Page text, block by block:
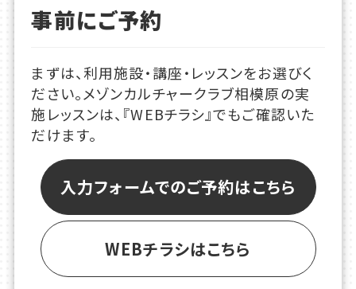
事前にご予約
まずは、利用施設・講座・レッスンをお選びく
ださい。メゾンカルチャークラブ相模原の実
施レッスンは、『WEBチラシ』でもご確認いた
だけます。
入力フォームでのご予約はこちら
WEBチラシはこちら